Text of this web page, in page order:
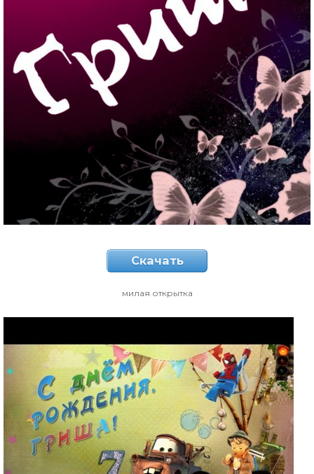
Скачать
милая открытка